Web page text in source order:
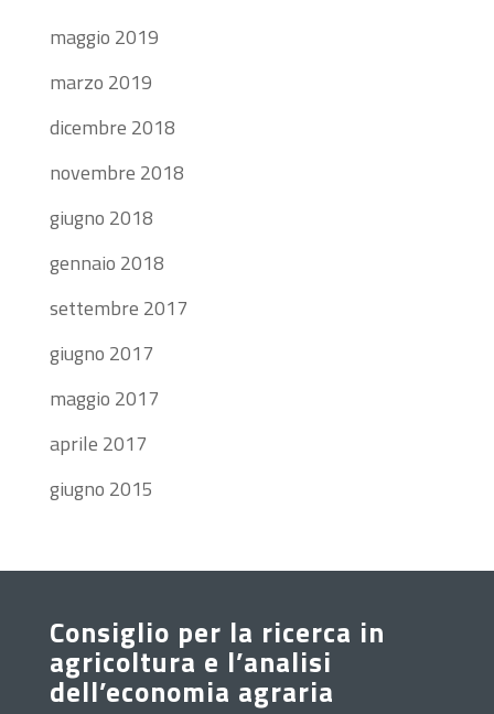
maggio 2019
marzo 2019
dicembre 2018
novembre 2018
giugno 2018
gennaio 2018
settembre 2017
giugno 2017
maggio 2017
aprile 2017
giugno 2015
Consiglio per la ricerca in
agricoltura e l’analisi
dell’economia agraria